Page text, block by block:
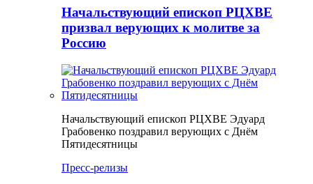
Начальствующий епископ РЦХВЕ
призвал верующих к молитве за
Россию
Начальствующий епископ РЦХВЕ Эдуард
Грабовенко поздравил верующих с Днём
Пятидесятницы
Пресс-релизы